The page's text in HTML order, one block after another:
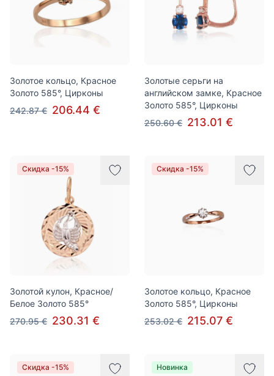
Золотое кольцо, Красное
Золото 585°, Цирконы
242.87 € 206.44 €
Золотые серьги на
английском замке, Красное
Золото 585°, Цирконы
250.60 € 213.01 €
Скидка -15%
Золотой кулон, Красное/
Белое Золото 585°
270.95 € 230.31 €
Скидка -15%
Золотое кольцо, Красное
Золото 585°, Цирконы
253.02 € 215.07 €
Скидка -15% Новинка